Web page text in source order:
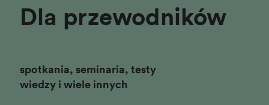
Dla przewodników
spotkania, seminaria, testy
wiedzy i wiele innych